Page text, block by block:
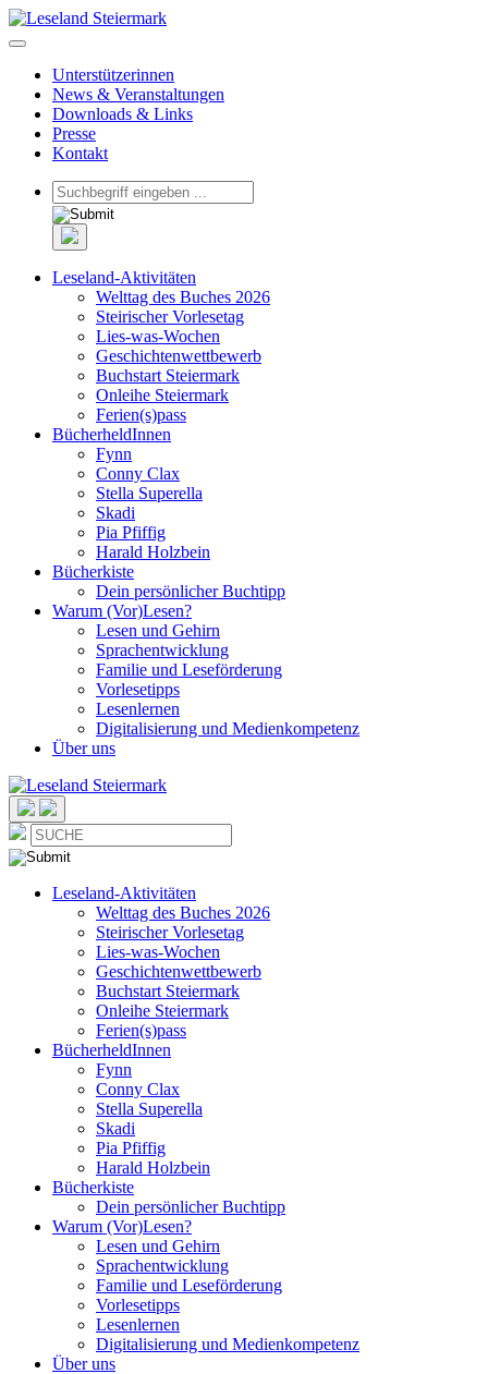
Unterstützerinnen
News & Veranstaltungen
Downloads & Links
Presse
Kontakt
Leseland-Aktivitäten
Welttag des Buches 2026
Steirischer Vorlesetag
Lies-was-Wochen
Geschichtenwettbewerb
Buchstart Steiermark
Onleihe Steiermark
Ferien(s)pass
BücherheldInnen
Fynn
Conny Clax
Stella Superella
Skadi
Pia Pfiffig
Harald Holzbein
Bücherkiste
Dein persönlicher Buchtipp
Warum (Vor)Lesen?
Lesen und Gehirn
Sprachentwicklung
Familie und Leseförderung
Vorlesetipps
Lesenlernen
Digitalisierung und Medienkompetenz
Über uns
Leseland-Aktivitäten
Welttag des Buches 2026
Steirischer Vorlesetag
Lies-was-Wochen
Geschichtenwettbewerb
Buchstart Steiermark
Onleihe Steiermark
Ferien(s)pass
BücherheldInnen
Fynn
Conny Clax
Stella Superella
Skadi
Pia Pfiffig
Harald Holzbein
Bücherkiste
Dein persönlicher Buchtipp
Warum (Vor)Lesen?
Lesen und Gehirn
Sprachentwicklung
Familie und Leseförderung
Vorlesetipps
Lesenlernen
Digitalisierung und Medienkompetenz
Über uns